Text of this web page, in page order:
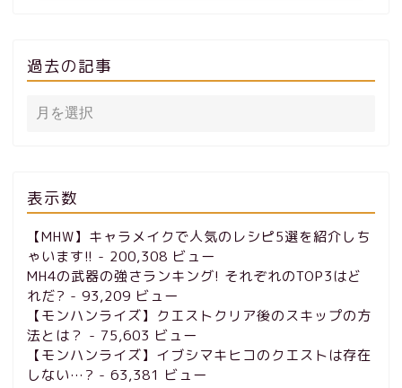
過去の記事
表示数
【MHW】キャラメイクで人気のレシピ5選を紹介しち
ゃいます!! - 200,308 ビュー
MH4の武器の強さランキング! それぞれのTOP3はど
れだ? - 93,209 ビュー
【モンハンライズ】クエストクリア後のスキップの方
法とは？ - 75,603 ビュー
【モンハンライズ】イブシマキヒコのクエストは存在
しない…? - 63,381 ビュー